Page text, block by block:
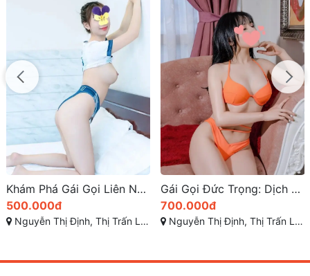
Khám Phá Gái Gọi Liên Nghĩa – Gái Ngoan, Mặt Xinh, Da Trắng, Chân Dài, Đáng Yêu Tại Lâm Đồng
500.000đ
Nguyễn Thị Định, Thị Trấn Liên Nghĩa, Đức Trọng, Lâm Đồng
Gái Gọi Đức Trọng: Dịch Vụ HOT Số 1 Tại Lâm Đồng
700.000đ
Nguyễn Thị Định, Thị Trấn Liên Nghĩa, Đức Trọng, Lâm Đồng